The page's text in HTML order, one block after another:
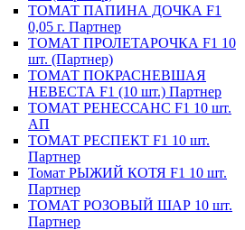
ТОМАТ ПАПИНА ДОЧКА F1
0,05 г. Партнер
ТОМАТ ПРОЛЕТАРОЧКА F1 10
шт. (Партнер)
ТОМАТ ПОКРАСНЕВШАЯ
НЕВЕСТА F1 (10 шт.) Партнер
ТОМАТ РЕНЕССАНС F1 10 шт.
АП
ТОМАТ РЕСПЕКТ F1 10 шт.
Партнер
Томат РЫЖИЙ КОТЯ F1 10 шт.
Партнер
ТОМАТ РОЗОВЫЙ ШАР 10 шт.
Партнер